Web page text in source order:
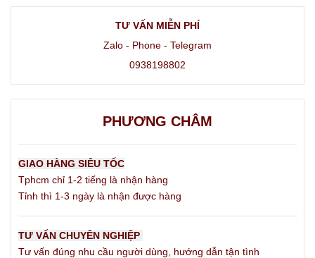
TƯ VẤN MIỄN PHÍ
Zalo - Phone - Telegram
0938198802
PHƯƠNG CHÂM
GIAO HÀNG SIÊU TỐC
Tphcm chỉ 1-2 tiếng là nhận hàng
Tỉnh thì 1-3 ngày là nhận được hàng
TƯ VẤN CHUYÊN NGHIỆP
Tư vấn đúng nhu cầu người dùng, hướng dẫn tận tình